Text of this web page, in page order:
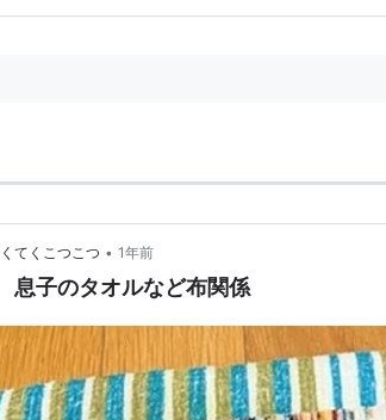
てくこつこつ • 1年前
子のタオルなど布関係